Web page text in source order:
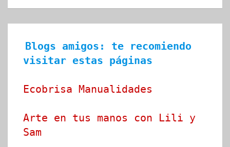
Blogs amigos: te recomiendo
visitar estas páginas
Ecobrisa Manualidades
Arte en tus manos con Lili y
Sam